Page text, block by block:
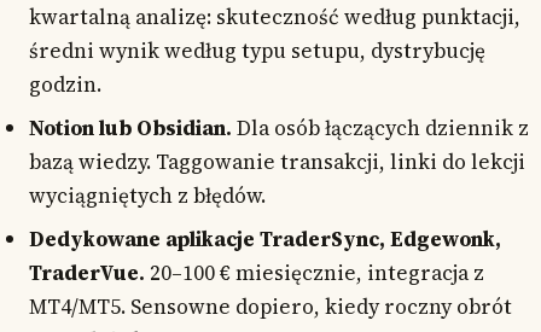
kwartalną analizę: skuteczność według punktacji,
średni wynik według typu setupu, dystrybucję
godzin.
Notion lub Obsidian. Dla osób łączących dziennik z
bazą wiedzy. Taggowanie transakcji, linki do lekcji
wyciągniętych z błędów.
Dedykowane aplikacje TraderSync, Edgewonk,
TraderVue. 20–100 € miesięcznie, integracja z
MT4/MT5. Sensowne dopiero, kiedy roczny obrót